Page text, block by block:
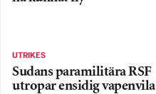
UTRIKES
Sudans paramilitära RSF
utropar ensidig vapenvila